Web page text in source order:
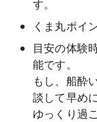
す。
くま丸ポ
目安の体験
能です。
もし、船酔
談して早め
ゆっくり過